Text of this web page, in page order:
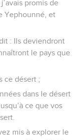
promis de
Yephounné, et
: Ils deviendront
le pays que
ce désert ;
dans le désert
ce que vos
mis à explorer le